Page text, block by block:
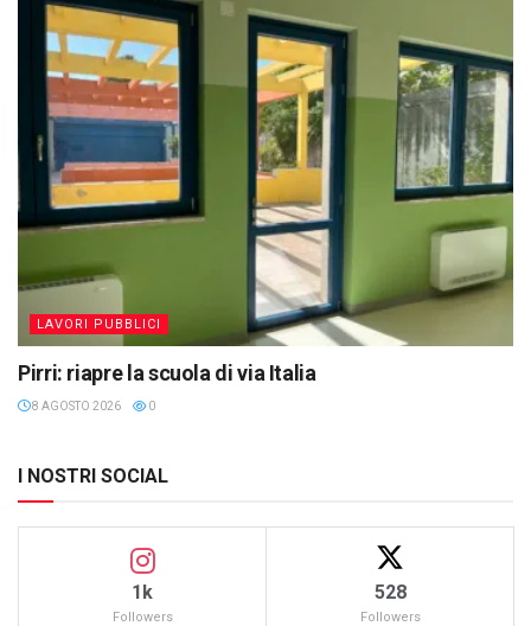
LAVORI PUBBLICI
Pirri: riapre la scuola di via Italia
8 AGOSTO 2026 0
I NOSTRI SOCIAL
1k
Followers
528
Followers